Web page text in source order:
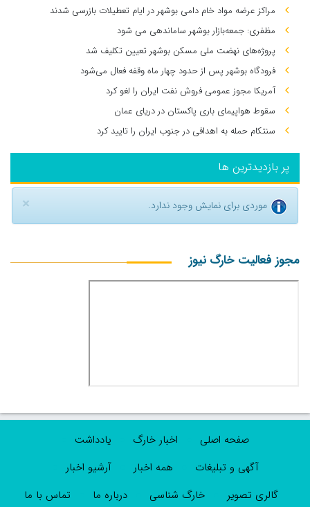
مراکز عرضه مواد خام دامی بوشهر در ایام تعطیلات بازرسی شدند
مظفری: جمعه‌بازار بوشهر ساماندهی می‌ شود
پروژه‌های نهضت ملی مسکن بوشهر تعیین تکلیف شد
فرودگاه بوشهر پس از حدود چهار ماه وقفه فعال می‌شود
آمریکا مجوز عمومی فروش نفت ایران را لغو کرد
سقوط هواپیمای باری پاکستان در دریای عمان
سنتکام حمله به اهدافی در جنوب ایران را تایید کرد
پر بازدیدترین ها
× موردی برای نمایش وجود ندارد.
مجوز فعالیت خارگ نیوز
صفحه اصلی اخبار خارگ
یادداشت
آگهی و تبلیغات
همه اخبار
آرشیو اخبار
گالری تصویر
خارگ شناسی درباره ما تماس با ما